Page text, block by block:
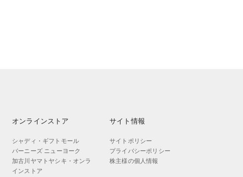
オンラインストア
シャディ・ギフトモール
バーニーズ ニューヨーク
加古川ヤマトヤシキ・オンラ
インストア
サイト情報
サイトポリシー
プライバシーポリシー
株主様の個人情報